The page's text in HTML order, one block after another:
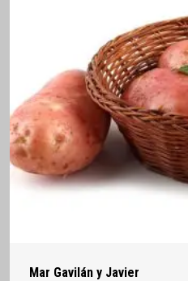
Mar Gavilán y Javier